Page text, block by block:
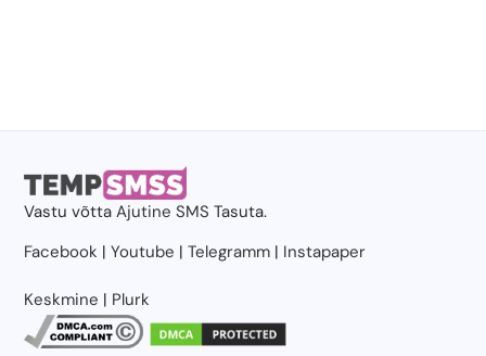
Vastu võttaAjutine SMS Tasuta.
Facebook |Youtube |Telegramm | Instapaper
Keskmine | Plurk